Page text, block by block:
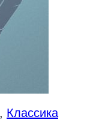
, Классика